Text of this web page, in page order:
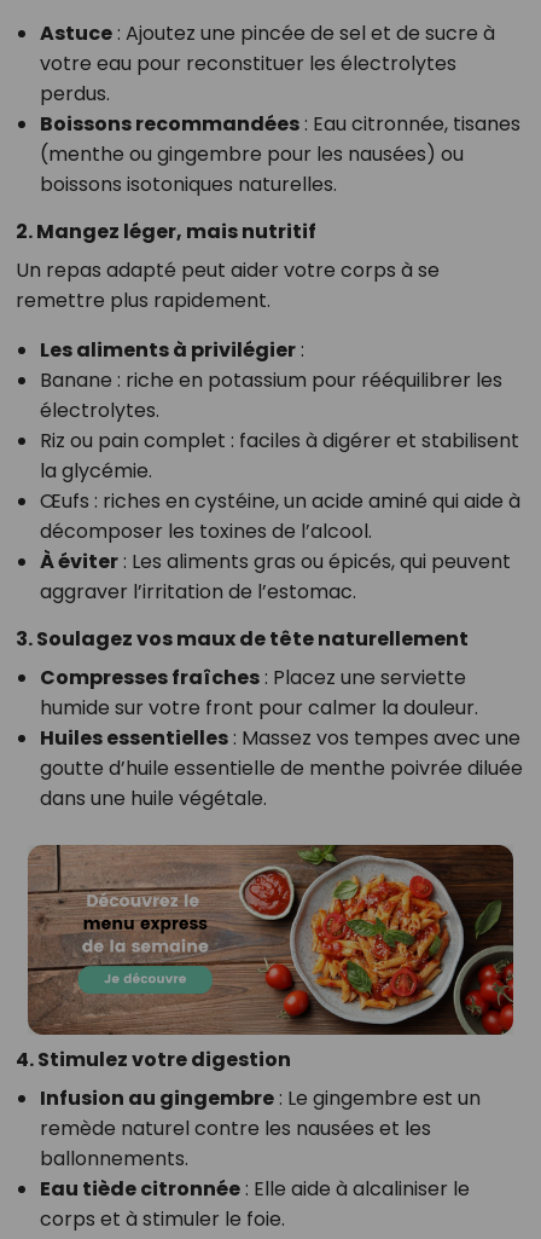
Astuce: Ajoutez une pincée de sel et de sucre à
votre eau pour reconstituer les électrolytes
perdus.
Boissons recommandées: Eau citronnée, tisanes
(menthe ou gingembre pour les nausées) ou
boissons isotoniques naturelles.
2. Mangez léger, mais nutritif
Un repas adapté peut aider votre corps à se
remettre plus rapidement.
Les aliments à privilégier:
Banane : riche en potassium pour rééquilibrer les
électrolytes.
Riz ou pain complet : faciles à digérer et stabilisent
la glycémie.
Œufs : riches en cystéine, un acide aminé qui aide à
décomposer les toxines de l’alcool.
À éviter: Les aliments gras ou épicés, qui peuvent
aggraver l’irritation de l’estomac.
3. Soulagez vos maux de tête naturellement
Compresses fraîches: Placez une serviette
humide sur votre front pour calmer la douleur.
Huiles essentielles: Massez vos tempes avec une
goutte d’huile essentielle de menthe poivrée diluée
dans une huile végétale.
4. Stimulez votre digestion
Infusion au gingembre: Le gingembre est un
remède naturel contre les nausées et les
ballonnements.
Eau tiède citronnée: Elle aide à alcaliniser le
corps et à stimuler le foie.